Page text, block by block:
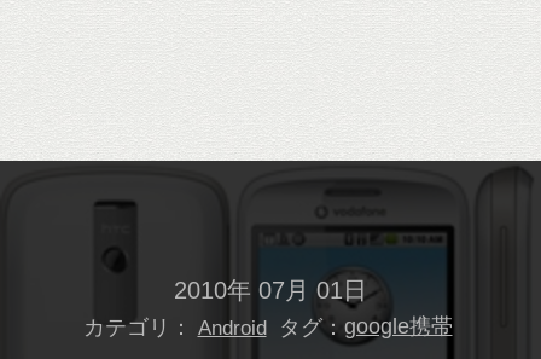
2010年 07月 01日
カテゴリ： Android タグ： google携帯